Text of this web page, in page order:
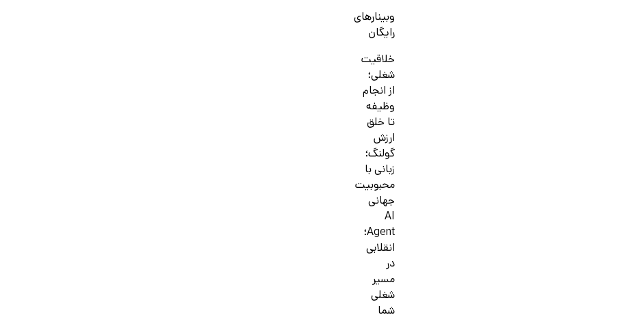
وبینارهای
رایگان
خلاقیت
شغلی؛
از انجام
وظیفه
تا خلق
ارزش
گولنگ؛
زبانی با
محبوبیت
جهانی
AI
Agent؛
انقلابی
در
مسیر
شغلی